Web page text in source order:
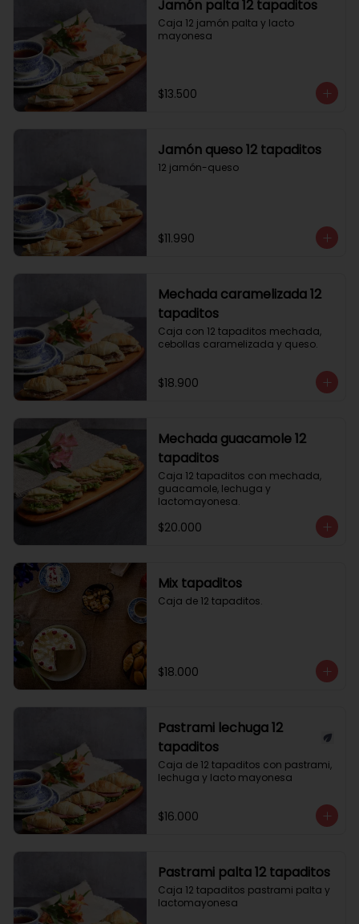
Jamón palta 12 tapaditos
Caja 12 jamón palta y lacto
mayonesa
$13.500
Jamón queso 12 tapaditos
12 jamón-queso
$11.990
Mechada caramelizada 12
tapaditos
Caja con 12 tapaditos mechada,
cebollas caramelizada y queso.
$18.900
Mechada guacamole 12
tapaditos
Caja 12 tapaditos con mechada,
guacamole, lechuga y
lactomayonesa.
$20.000
Mix tapaditos
Caja de 12 tapaditos.
$18.000
Pastrami lechuga 12
tapaditos
Caja de 12 tapaditos con pastrami,
lechuga y lacto mayonesa
$16.000
Pastrami palta 12 tapaditos
Caja 12 tapaditos pastrami palta y
lactomayonesa